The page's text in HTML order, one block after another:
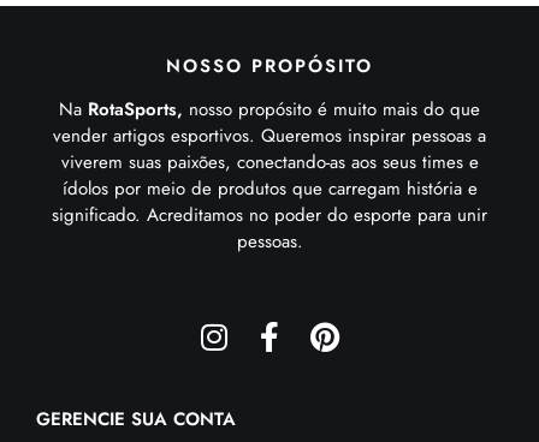
NOSSO PROPÓSITO
Na RotaSports, nosso propósito é muito mais do que
vender artigos esportivos. Queremos inspirar pessoas a
viverem suas paixões, conectando-as aos seus times e
ídolos por meio de produtos que carregam história e
significado. Acreditamos no poder do esporte para unir
pessoas.
GERENCIE SUA CONTA